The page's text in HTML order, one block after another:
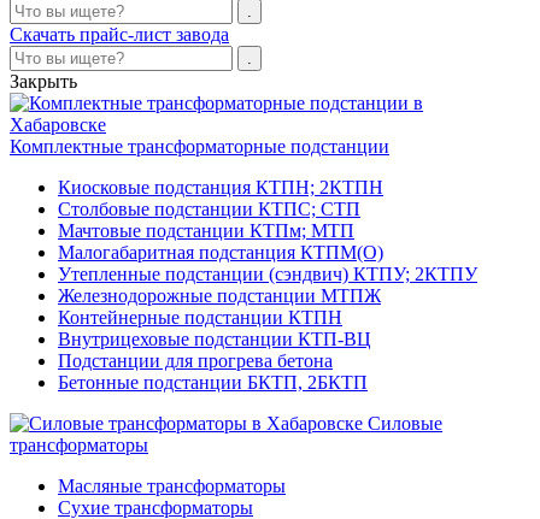
Скачать прайс-лист завода
Закрыть
Комплектные трансформаторные подстанции
Киосковые подстанция КТПН; 2КТПН
Столбовые подстанции КТПС; СТП
Мачтовые подстанции КТПм; МТП
Малогабаритная подстанция КТПМ(О)
Утепленные подстанции (сэндвич) КТПУ; 2КТПУ
Железнодорожные подстанции МТПЖ
Контейнерные подстанции КТПН
Внутрицеховые подстанции КТП-ВЦ
Подстанции для прогрева бетона
Бетонные подстанции БКТП, 2БКТП
Силовые
трансформаторы
Масляные трансформаторы
Сухие трансформаторы